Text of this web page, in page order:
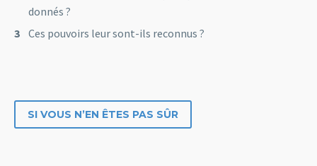
donnés ?
Ces pouvoirs leur sont-ils reconnus ?
SI VOUS N’EN ÊTES PAS SÛR